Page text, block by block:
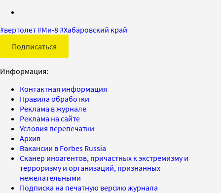
#вертолет#Ми-8#Хабаровский край
Подписаться
Информация:
Контактная информация
Правила обработки
Реклама в журнале
Реклама на сайте
Условия перепечатки
Архив
Вакансии в Forbes Russia
Сканер иноагентов, причастных к экстремизму и
терроризму и организаций, признанных
нежелательными
Подписка на печатную версию журнала